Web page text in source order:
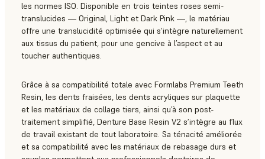
les normes ISO. Disponible en trois teintes roses semi-
translucides — Original, Light et Dark Pink —, le matériau
offre une translucidité optimisée qui s’intègre naturellement
aux tissus du patient, pour une gencive à l’aspect et au
toucher authentiques.
Grâce à sa compatibilité totale avec Formlabs Premium Teeth
Resin, les dents fraisées, les dents acryliques sur plaquette
et les matériaux de collage tiers, ainsi qu’à son post-
traitement simplifié, Denture Base Resin V2 s’intègre au flux
de travail existant de tout laboratoire. Sa ténacité améliorée
et sa compatibilité avec les matériaux de rebasage durs et